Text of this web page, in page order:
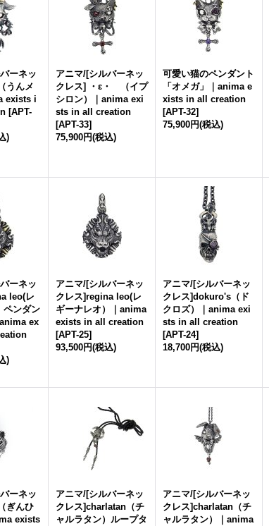
ーネッ
うんメ
exists i
[APT-
)
アニマ/[シルバーネッ
クレス] ・ε・ （イプ
シロン）｜anima exi
sts in all creation
[APT-33]
75,900円(税込)
可愛い猫のペンダント
「オメガ」｜anima e
xists in all creation
[APT-32]
75,900円(税込)
ーネッ
leo(レ
ペンダン
ex
)
アニマ/[シルバーネッ
クレス]regina leo(レ
ギーナレオ）｜anima
exists in all creation
[APT-25]
93,500円(税込)
アニマ/[シルバーネッ
クレス]dokuro's（ド
クロズ）｜anima exi
sts in all creation
[APT-24]
18,700円(税込)
ーネッ
ぎんひ
exists
アニマ/[シルバーネッ
クレス]charlatan（チ
ャルラタン）ループタ
アニマ/[シルバーネッ
クレス]charlatan（チ
ャルラタン）｜anima